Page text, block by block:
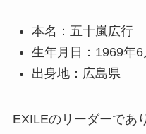
本名：五十嵐広行
生年月日：1969年
出身地：広島県
EXILEのリーダーであ